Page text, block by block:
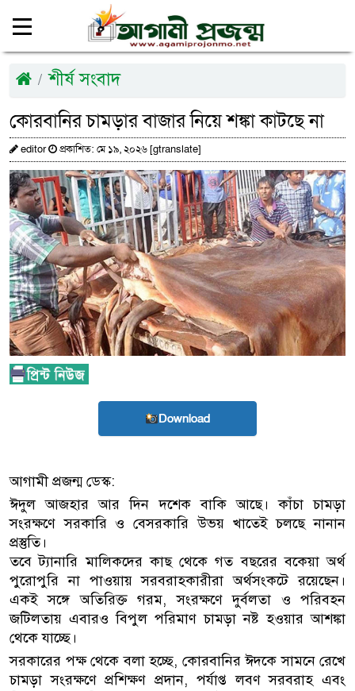
শীর্ষ সংবাদ
কোরবানির চামড়ার বাজার নিয়ে শঙ্কা কাটছে না
editor প্রকাশিত: মে ১৯, ২০২৬ [gtranslate]
Download
আগামী প্রজন্ম ডেস্ক:
ঈদুল আজহার আর দিন দশেক বাকি আছে। কাঁচা চামড়া
সংরক্ষণে সরকারি ও বেসরকারি উভয় খাতেই চলছে নানান
প্রস্তুতি।
তবে ট্যানারি মালিকদের কাছ থেকে গত বছরের বকেয়া অর্থ
পুরোপুরি না পাওয়ায় সরবরাহকারীরা অর্থসংকটে রয়েছেন।
একই সঙ্গে অতিরিক্ত গরম, সংরক্ষণে দুর্বলতা ও পরিবহন
জটিলতায় এবারও বিপুল পরিমাণ চামড়া নষ্ট হওয়ার আশঙ্কা
থেকে যাচ্ছে।
সরকারের পক্ষ থেকে বলা হচ্ছে, কোরবানির ঈদকে সামনে রেখে
চামড়া সংরক্ষণে প্রশিক্ষণ প্রদান, পর্যাপ্ত লবণ সরবরাহ এবং